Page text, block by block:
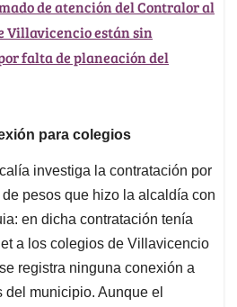
de atención del Contralor al
Villavicencio están sin
falta de planeación del
para colegios
investiga la contratación por
pesos que hizo la alcaldía con
en dicha contratación tenía
a los colegios de Villavicencio
registra ninguna conexión a
municipio. Aunque el